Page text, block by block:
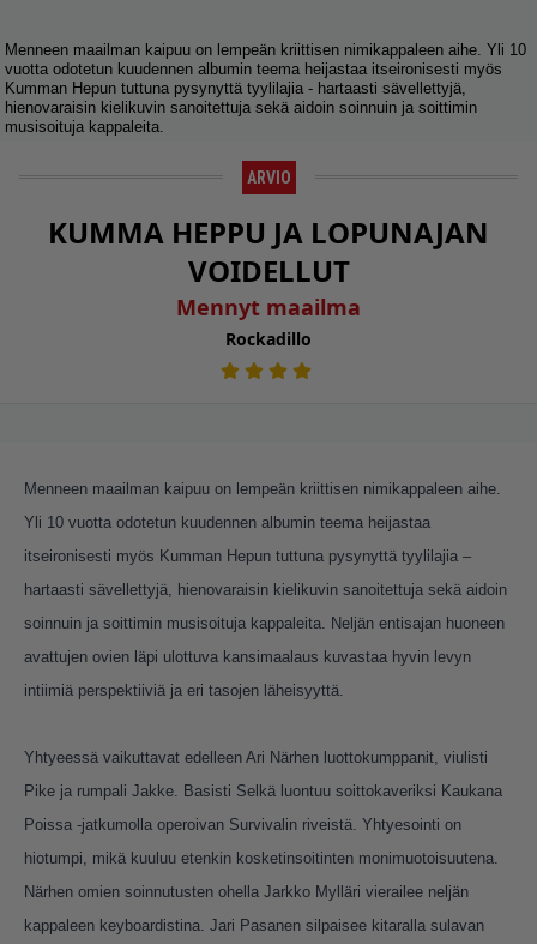
Menneen maailman kaipuu on lempeän kriittisen nimikappaleen aihe. Yli 10
vuotta odotetun kuudennen albumin teema heijastaa itseironisesti myös
Kumman Hepun tuttuna pysynyttä tyylilajia - hartaasti sävellettyjä,
hienovaraisin kielikuvin sanoitettuja sekä aidoin soinnuin ja soittimin
musisoituja kappaleita.
ARVIO
KUMMA HEPPU JA LOPUNAJAN
VOIDELLUT
Mennyt maailma
Rockadillo
Menneen maailman kaipuu on lempeän kriittisen nimikappaleen aihe.
Yli 10 vuotta odotetun kuudennen albumin teema heijastaa
itseironisesti myös Kumman Hepun tuttuna pysynyttä tyylilajia –
hartaasti sävellettyjä, hienovaraisin kielikuvin sanoitettuja sekä aidoin
soinnuin ja soittimin musisoituja kappaleita. Neljän entisajan huoneen
avattujen ovien läpi ulottuva kansimaalaus kuvastaa hyvin levyn
intiimiä perspektiiviä ja eri tasojen läheisyyttä.
Yhtyeessä vaikuttavat edelleen Ari Närhen luottokumppanit, viulisti
Pike ja rumpali Jakke. Basisti Selkä luontuu soittokaveriksi Kaukana
Poissa -jatkumolla operoivan Survivalin riveistä. Yhtyesointi on
hiotumpi, mikä kuuluu etenkin kosketinsoitinten monimuotoisuutena.
Närhen omien soinnutusten ohella Jarkko Mylläri vierailee neljän
kappaleen keyboardistina. Jari Pasanen silpaisee kitaralla sulavan